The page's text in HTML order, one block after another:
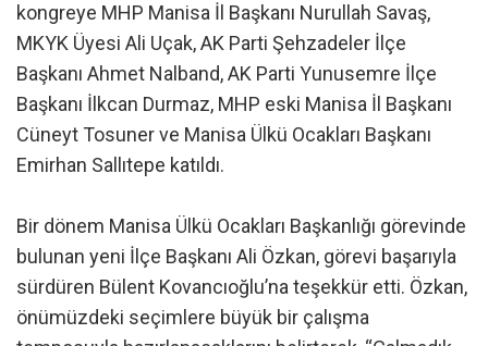
kongreye MHP Manisa İl Başkanı Nurullah Savaş,
MKYK Üyesi Ali Uçak, AK Parti Şehzadeler İlçe
Başkanı Ahmet Nalband, AK Parti Yunusemre İlçe
Başkanı İlkcan Durmaz, MHP eski Manisa İl Başkanı
Cüneyt Tosuner ve Manisa Ülkü Ocakları Başkanı
Emirhan Sallıtepe katıldı.
Bir dönem Manisa Ülkü Ocakları Başkanlığı görevinde
bulunan yeni İlçe Başkanı Ali Özkan, görevi başarıyla
sürdüren Bülent Kovancıoğlu’na teşekkür etti. Özkan,
önümüzdeki seçimlere büyük bir çalışma